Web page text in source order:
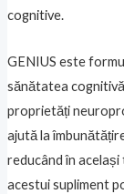
cognitive.
GENIUS este
sănătatea
proprietăți
ajută la
reducând în
acestui supliment